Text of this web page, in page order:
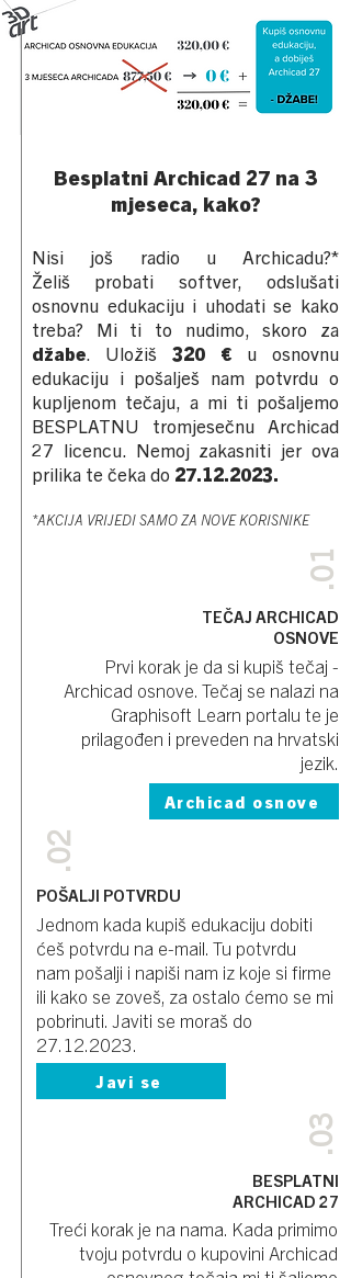
Besplatni Archicad 27 na 3
mjeseca, kako?
Nisi još radio u Archicadu?*
Želiš probati softver, odslušati
osnovnu edukaciju i uhodati se kako
treba? Mi ti to nudimo, skoro za
džabe . Uložiš 320 € u osnovnu
edukaciju i pošalješ nam potvrdu o
kupljenom tečaju, a mi ti pošaljemo
BESPLATNU tromjesečnu Archicad
27 licencu. Nemoj zakasniti jer ova
prilika te čeka do 27.12.2023.
*AKCIJA VRIJEDI SAMO ZA NOVE KORISNIKE
.01
TEČAJ ARCHICAD
OSNOVE
Prvi korak je da si kupiš tečaj -
Archicad osnove. Tečaj se nalazi na
Graphisoft Learn portalu te je
prilagođen i preveden na hrvatski
jezik.
Archicad osnove
.02
POŠALJI POTVRDU
Jednom kada kupiš edukaciju dobiti
ćeš potvrdu na e-mail. Tu potvrdu
nam pošalji i napiši nam iz koje si firme
ili kako se zoveš, za ostalo ćemo se mi
pobrinuti. Javiti se moraš do
27.12.2023
Javi se
.03
BESPLATNI
ARCHICAD 27
Treći korak je na nama. Kada primimo
tvoju potvrdu o kupovini Archicad